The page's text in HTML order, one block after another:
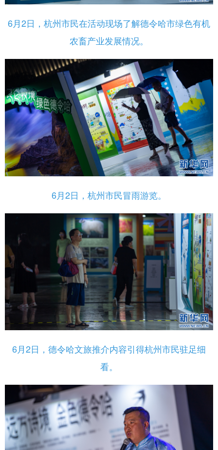
6月2日，杭州市民在活动现场了解德令哈市绿色有机
农畜产业发展情况。
6月2日，杭州市民冒雨游览。
6月2日，德令哈文旅推介内容引得杭州市民驻足细
看。